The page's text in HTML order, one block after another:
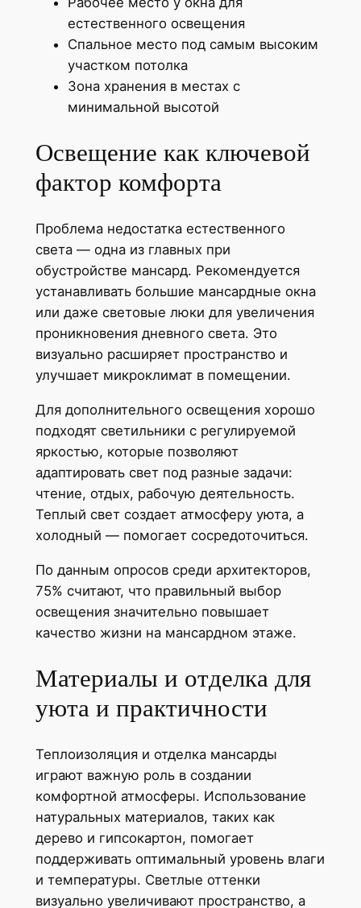
естественного освещения
Спальное место под самым высоким
участком потолка
Зона хранения в местах с
минимальной высотой
Освещение как ключевой
фактор комфорта
Проблема недостатка естественного
света — одна из главных при
обустройстве мансард. Рекомендуется
устанавливать большие мансардные окна
или даже световые люки для увеличения
проникновения дневного света. Это
визуально расширяет пространство и
улучшает микроклимат в помещении.
Для дополнительного освещения хорошо
подходят светильники с регулируемой
яркостью, которые позволяют
адаптировать свет под разные задачи:
чтение, отдых, рабочую деятельность.
Теплый свет создает атмосферу уюта, а
холодный — помогает сосредоточиться.
По данным опросов среди архитекторов,
75% считают, что правильный выбор
освещения значительно повышает
качество жизни на мансардном этаже.
Материалы и отделка для
уюта и практичности
Теплоизоляция и отделка мансарды
играют важную роль в создании
комфортной атмосферы. Использование
натуральных материалов, таких как
дерево и гипсокартон, помогает
поддерживать оптимальный уровень влаги
и температуры. Светлые оттенки
визуально увеличивают пространство, а